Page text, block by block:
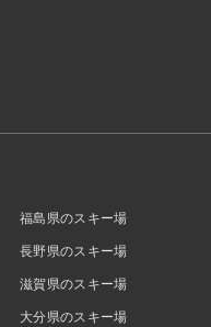
福島県のスキー場
長野県のスキー場
滋賀県のスキー場
大分県のスキー場